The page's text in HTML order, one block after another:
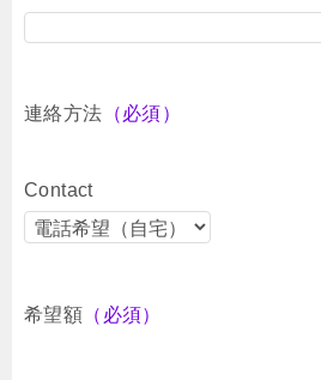
連絡方法 （必須）
Contact
希望額 （必須）